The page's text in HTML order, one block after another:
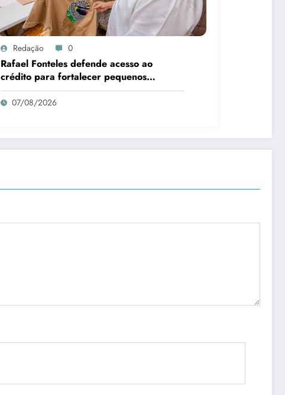
Redação 0
Rafael Fonteles defende acesso ao
crédito para fortalecer pequenos
negócios no Piauí
07/08/2026